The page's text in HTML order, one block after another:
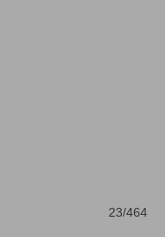
23/464